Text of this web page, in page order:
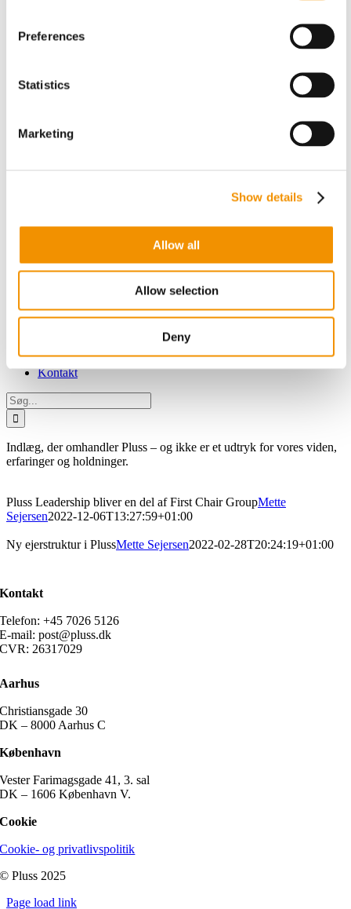
Preferences
Statistics
Marketing
Show details
Allow all
Allow selection
Deny
Om os
Ledelse & Organisation
Governance
Systemforandring
Fonde og filantropi
Pluss Akademiet
Events
MISSION Talks
STRATEGI Talks
Viden
Kontakt
Søg
efter:
Indlæg, der omhandler Pluss – og ikke er et udtryk for vores viden,
erfaringer og holdninger.
Pluss Leadership bliver en del af First Chair GroupMette
Sejersen2022-12-06T13:27:59+01:00
Ny ejerstruktur i PlussMette Sejersen2022-02-28T20:24:19+01:00
Kontakt
Telefon: +45 7026 5126
E-mail: post@pluss.dk
CVR: 26317029
Aarhus
Christiansgade 30
DK – 8000 Aarhus C
København
Vester Farimagsgade 41, 3. sal
DK – 1606 København V.
Cookie
Cookie- og privatlivspolitik
© Pluss 2025
Page load link